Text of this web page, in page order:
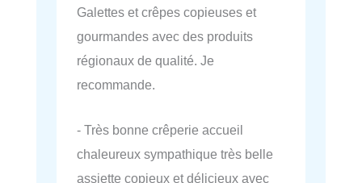
Galettes et crêpes copieuses et
gourmandes avec des produits
régionaux de qualité. Je
recommande.
- Très bonne crêperie accueil
chaleureux sympathique très belle
assiette copieux et délicieux avec